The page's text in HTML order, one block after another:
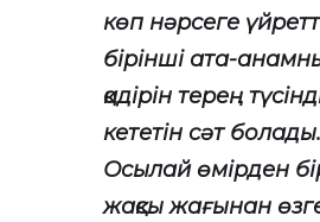
көп нәрсеге
бірінші ата-
қадірін терең
кететін сәт
Осылай өмірден
жақсы жағынан